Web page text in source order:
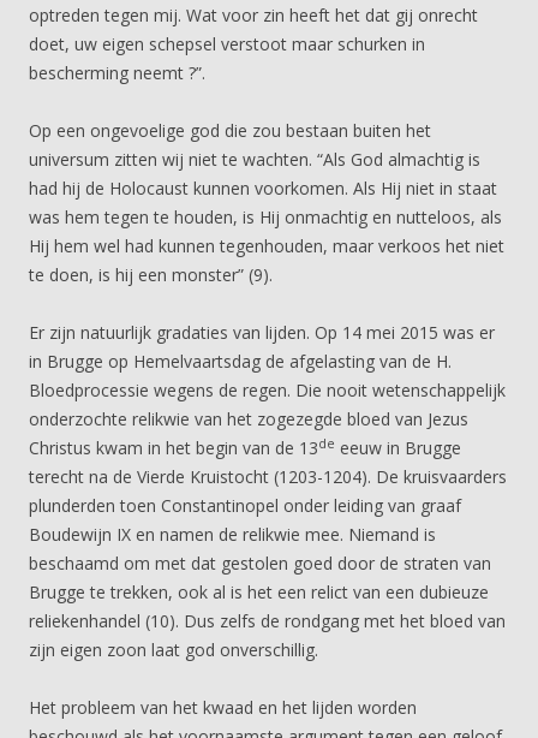
optreden tegen mij. Wat voor zin heeft het dat gij onrecht
doet, uw eigen schepsel verstoot maar schurken in
bescherming neemt ?”.
Op een ongevoelige god die zou bestaan buiten het
universum zitten wij niet te wachten. “Als God almachtig is
had hij de Holocaust kunnen voorkomen. Als Hij niet in staat
was hem tegen te houden, is Hij onmachtig en nutteloos, als
Hij hem wel had kunnen tegenhouden, maar verkoos het niet
te doen, is hij een monster” (9).
Er zijn natuurlijk gradaties van lijden. Op 14 mei 2015 was er
in Brugge op Hemelvaartsdag de afgelasting van de H.
Bloedprocessie wegens de regen. Die nooit wetenschappelijk
onderzochte relikwie van het zogezegde bloed van Jezus
Christus kwam in het begin van de 13de eeuw in Brugge
terecht na de Vierde Kruistocht (1203-1204). De kruisvaarders
plunderden toen Constantinopel onder leiding van graaf
Boudewijn IX en namen de relikwie mee. Niemand is
beschaamd om met dat gestolen goed door de straten van
Brugge te trekken, ook al is het een relict van een dubieuze
reliekenhandel (10). Dus zelfs de rondgang met het bloed van
zijn eigen zoon laat god onverschillig.
Het probleem van het kwaad en het lijden worden